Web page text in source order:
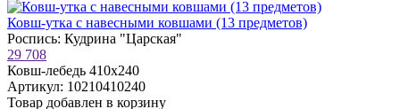
Ковш-утка с навесными ковшами (13 предметов)
Роспись: Кудрина "Царская"
29 708
Ковш-лебедь 410х240
Артикул: 10210410240
Товар добавлен в корзину